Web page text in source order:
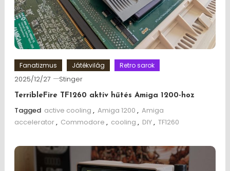
Fanatizmus Játékvilág Retro sarok
2025/12/27 Stinger
TerribleFire TF1260 aktív hűtés Amiga 1200-hoz
Tagged active cooling , Amiga 1200 , Amiga
accelerator, Commodore , cooling , DIY, TF1260